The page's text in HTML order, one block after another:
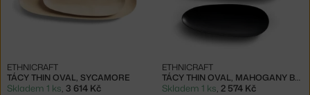
TÁCY THIN OVAL, SYCAMORE
ETHNICRAFT
Skladem 1 ks 3 614 Kč
TÁCY THIN OVAL, MAHOGANY BLACK
ETHNICRAFT
Skladem 1 ks 2 574 Kč